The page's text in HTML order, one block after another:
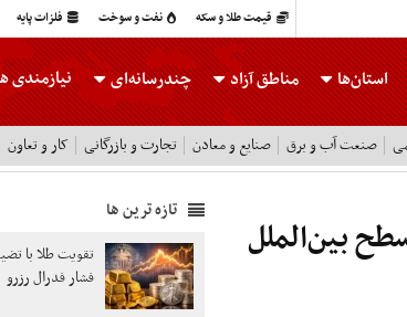
قیمت طلا و سکه نفت و سوخت فلزات پایه
استان‌ها مناطق آزاد چندرسانه‌ای نیازمندی
صنعت آب و برق صنایع و معادن تجارت و بازرگانی کار و تعاون
بین‌الملل
تازه ترین ها
تقویت طلا با
فشار فدرال رزرو